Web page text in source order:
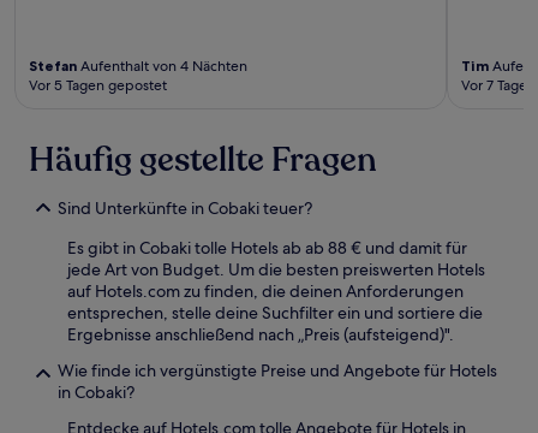
Stefan Aufenthalt von 4 Nächten
Vor 5 Tagen gepostet
Tim
Vor 7
Häufig gestellte Fragen
Sind Unterkünfte in Cobaki teuer?
Es gibt in Cobaki tolle Hotels ab ab 88 € und damit für
jede Art von Budget. Um die besten preiswerten Hotels
auf Hotels.com zu finden, die deinen Anforderungen
entsprechen, stelle deine Suchfilter ein und sortiere die
Ergebnisse anschließend nach „Preis (aufsteigend)".
Wie finde ich vergünstigte Preise und Angebote für Hotels
in Cobaki?
Entdecke auf Hotels.com tolle Angebote für Hotels in